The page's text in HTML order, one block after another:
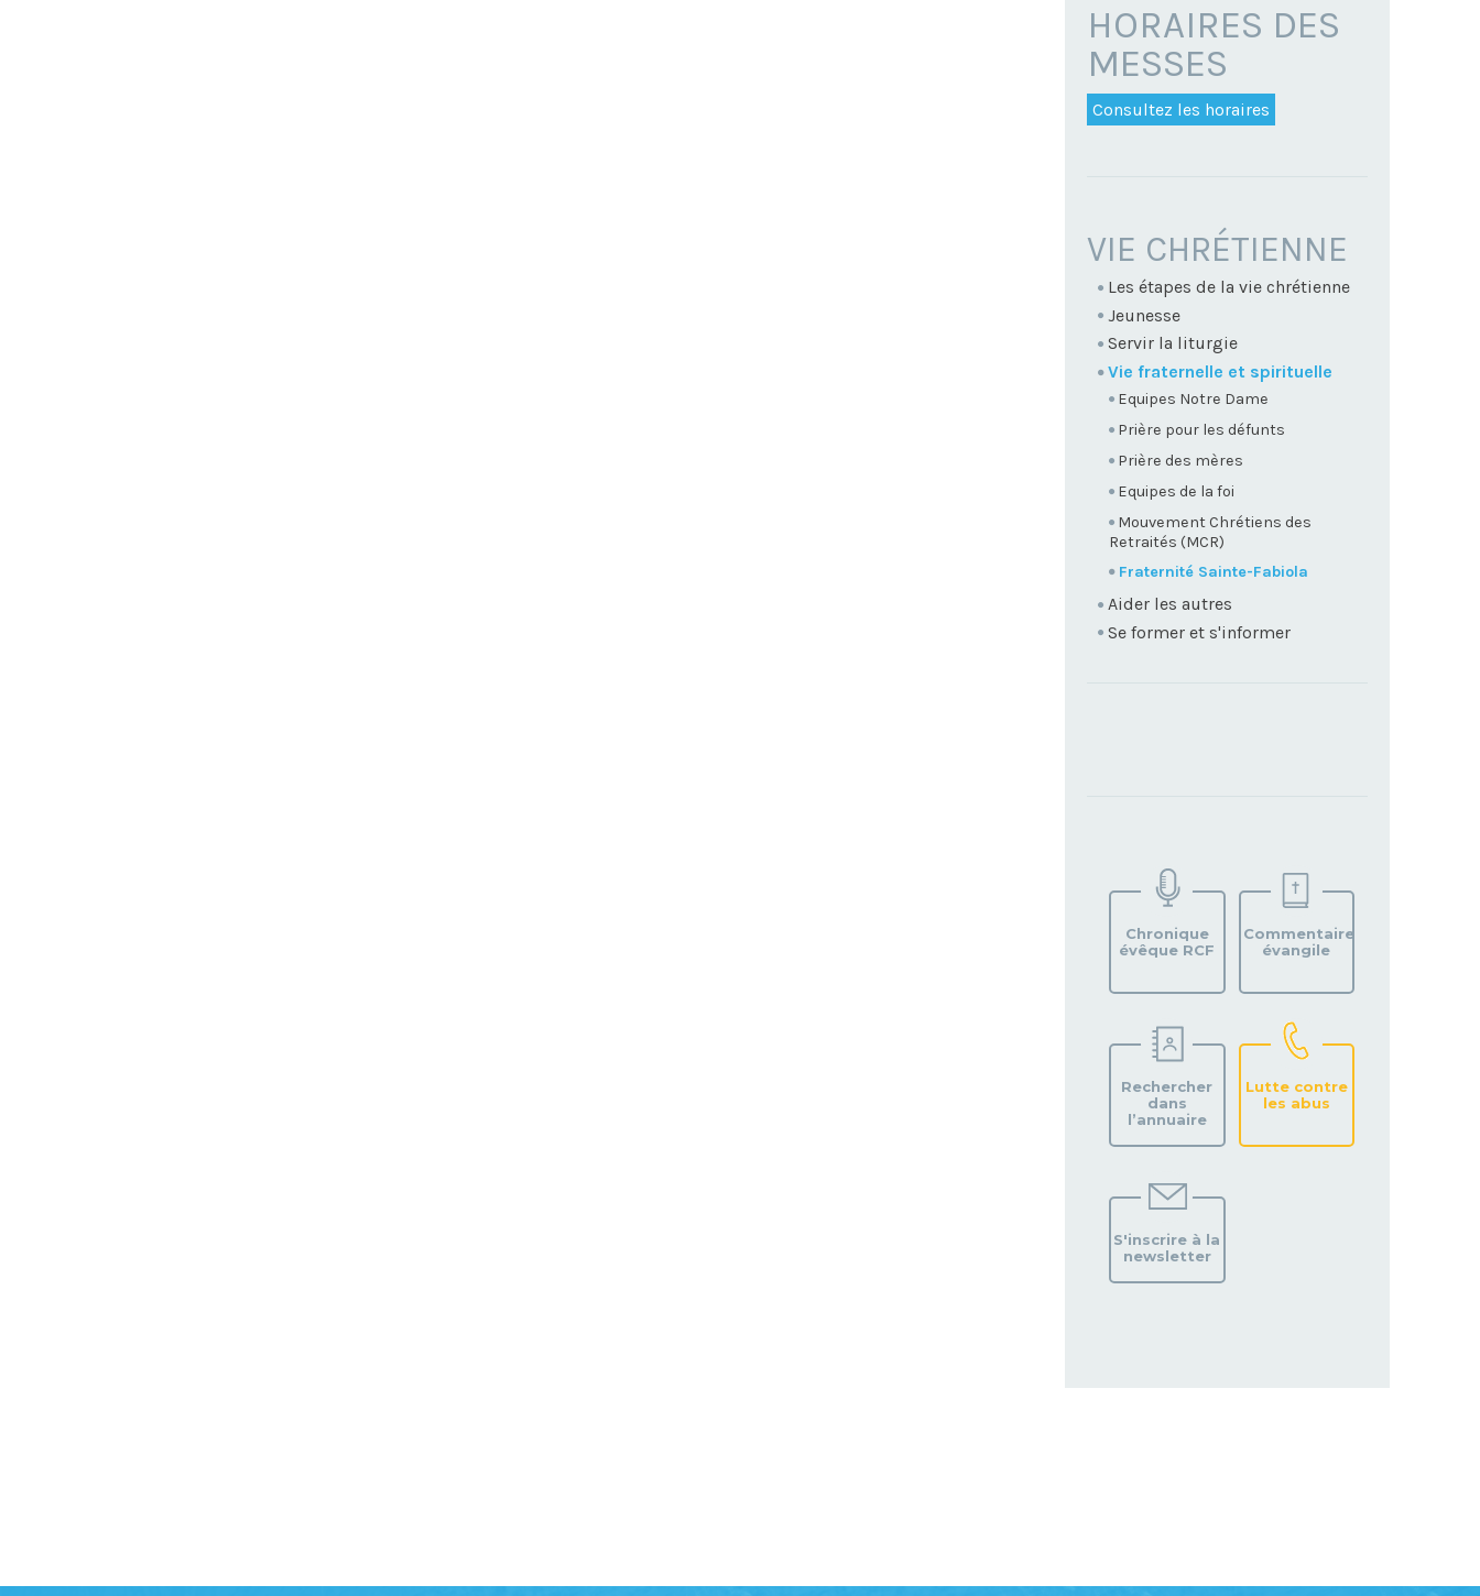
HORAIRES DES
MESSES
Consultez les horaires
NAVIGATION
VIE CHRÉTIENNE
Les étapes de la vie chrétienne
Jeunesse
Servir la liturgie
Vie fraternelle et spirituelle
Equipes Notre Dame
Prière pour les défunts
Prière des mères
Equipes de la foi
Mouvement Chrétiens des
Retraités (MCR)
Fraternité Sainte-Fabiola
Aider les autres
Se former et s'informer
PAROISSE
Chronique
évêque RCF
Commentaire
évangile
Rechercher
dans
l’annuaire
Lutte contre
les abus
S'inscrire à la
newsletter